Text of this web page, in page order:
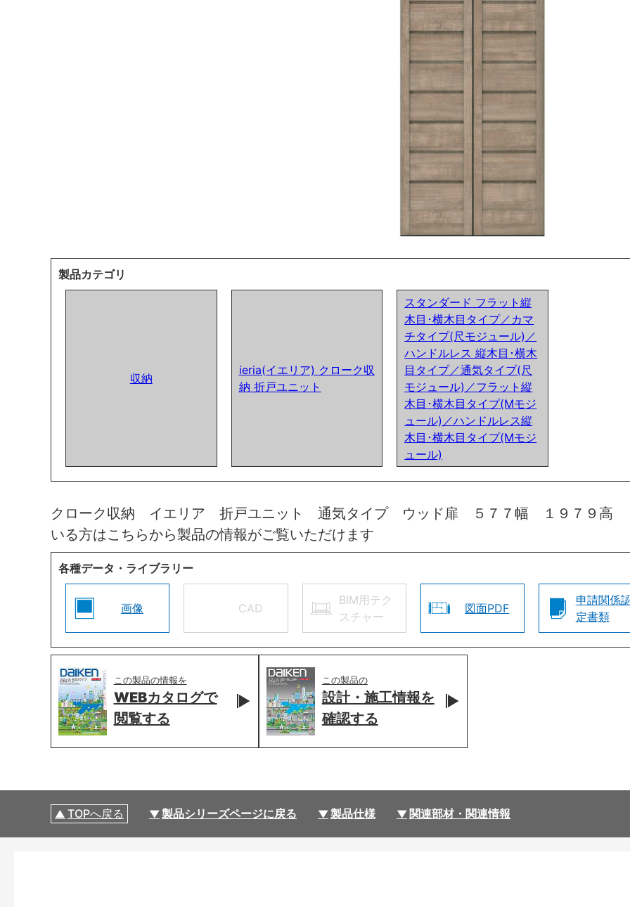
製品カテゴリ
収納
ieria(イエリア) クローク収
納 折戸ユニット
スタンダード フラット縦
木目･横木目タイプ／カマ
チタイプ(尺モジュール)／
ハンドルレス 縦木目･横木
目タイプ／通気タイプ(尺
モジュール)／フラット縦
木目･横木目タイプ(Mモジ
ュール)／ハンドルレス縦
木目･横木目タイプ(Mモジ
ュール)
クローク収納 イエリア 折戸ユニット 通気タイプ ウッド扉 ５７７幅 １９７９高 〈
いる方はこちらから製品の情報がご覧いただけます
各種データ・ライブラリー
画像 CAD
BIM用テク
スチャー
図面PDF
申請関係
定書類
この製品の情報を
WEBカタログで
閲覧する
この製品の
設計・施工情報を
確認する
TOPへ戻る 製品シリーズページに戻る 製品仕様 関連部材・関連情報